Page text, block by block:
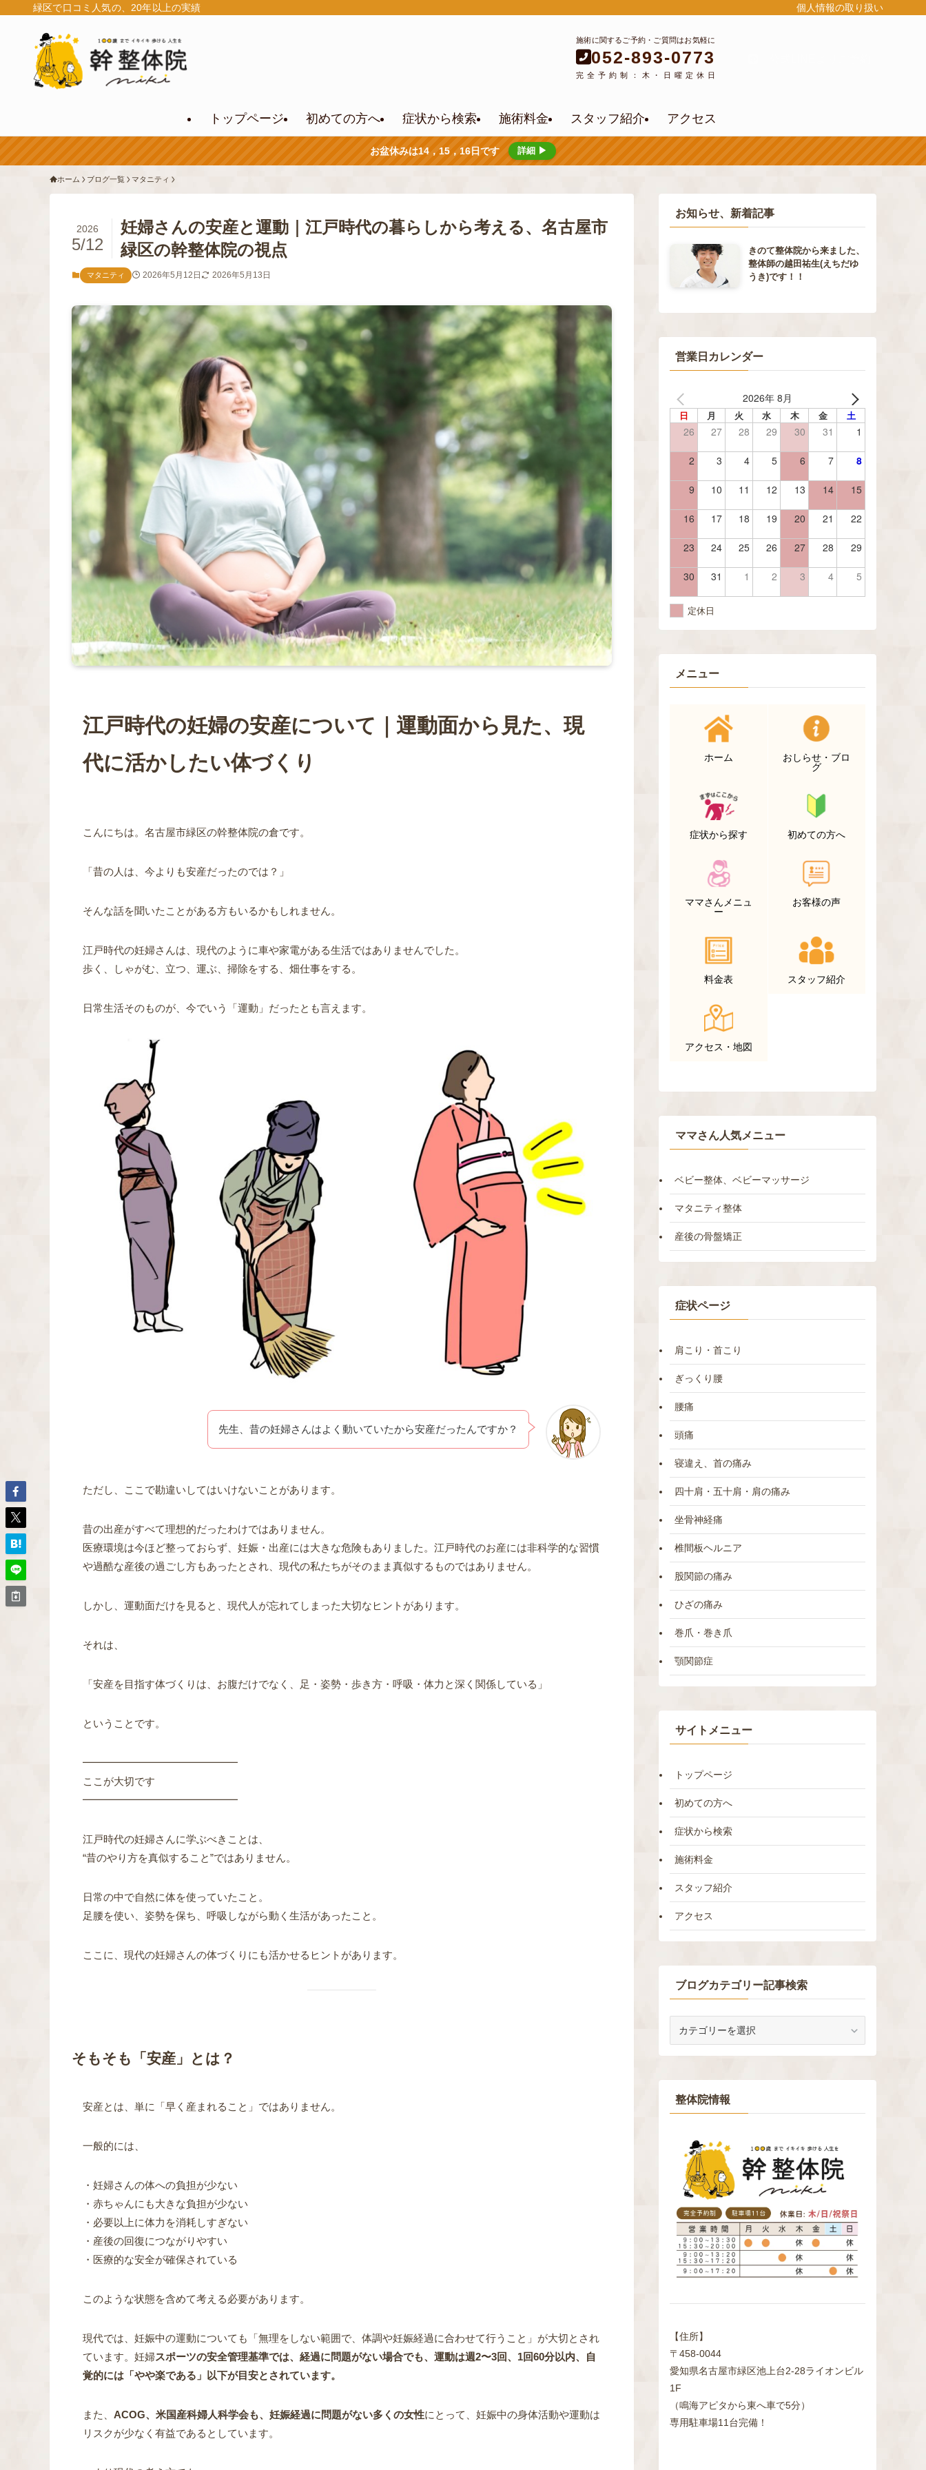
緑区で口コミ人気の、20年以上の実績 個人情報の取り扱い
施術に関するご予約・ご質問はお気軽に
052-893-0773
完全予約制：木・日曜定休日
トップページ 初めての方へ 症状から検索 施術料金 スタッフ紹介 アクセス
お盆休みは14，15，16日です 詳細 ▶
ホーム ブログ一覧 マタニティ
妊婦さんの安産と運動｜江戸時代の暮らしから考える、名古屋市
緑区の幹整体院の視点
2026
5/12
マタニティ 2026年5月12日 2026年5月13日
江戸時代の妊婦の安産について｜運動面から見た、現
代に活かしたい体づくり
こんにちは。名古屋市緑区の幹整体院の倉です。
「昔の人は、今よりも安産だったのでは？」
そんな話を聞いたことがある方もいるかもしれません。
江戸時代の妊婦さんは、現代のように車や家電がある生活ではありませんでした。
歩く、しゃがむ、立つ、運ぶ、掃除をする、畑仕事をする。
日常生活そのものが、今でいう「運動」だったとも言えます。
先生、昔の妊婦さんはよく動いていたから安産だったんですか？
ただし、ここで勘違いしてはいけないことがあります。
昔の出産がすべて理想的だったわけではありません。
医療環境は今ほど整っておらず、妊娠・出産には大きな危険もありました。江戸時代のお産には非科学的な習慣
や過酷な産後の過ごし方もあったとされ、現代の私たちがそのまま真似するものではありません。
しかし、運動面だけを見ると、現代人が忘れてしまった大切なヒントがあります。
それは、
「安産を目指す体づくりは、お腹だけでなく、足・姿勢・歩き方・呼吸・体力と深く関係している」
ということです。
━━━━━━━━━━━━━━━
ここが大切です
━━━━━━━━━━━━━━━
江戸時代の妊婦さんに学ぶべきことは、
“昔のやり方を真似すること”ではありません。
日常の中で自然に体を使っていたこと。
足腰を使い、姿勢を保ち、呼吸しながら動く生活があったこと。
ここに、現代の妊婦さんの体づくりにも活かせるヒントがあります。
そもそも「安産」とは？
安産とは、単に「早く産まれること」ではありません。
一般的には、
・妊婦さんの体への負担が少ない
・赤ちゃんにも大きな負担が少ない
・必要以上に体力を消耗しすぎない
・産後の回復につながりやすい
・医療的な安全が確保されている
このような状態を含めて考える必要があります。
現代では、妊娠中の運動についても「無理をしない範囲で、体調や妊娠経過に合わせて行うこと」が大切とされ
ています。妊婦スポーツの安全管理基準では、経過に問題がない場合でも、運動は週2〜3回、1回60分以内、自
覚的には「やや楽である」以下が目安とされています。
また、 ACOG、米国産科婦人科学会も、妊娠経過に問題がない多くの女性にとって、妊娠中の身体活動や運動は
リスクが少なく有益であるとしています。
お知らせ、新着記事
きのて整体院から来ました、
整体師の越田祐生(えちだゆ
うき)です！！
営業日カレンダー
2026年 8月
日 月 火 水 木 金 土
26 27 28 29 30 31 1
2 3 4 5 6 7 8
9 10 11 12 13 14 15
16 17 18 19 20 21 22
23 24 25 26 27 28 29
30 31 1 2 3 4 5
定休日
メニュー
ホーム
おしらせ・ブロ
グ
症状から探す 初めての方へ
ママさんメニュ
ー
お客様の声
料金表 スタッフ紹介
アクセス・地図
ママさん人気メニュー
ベビー整体、ベビーマッサージ
マタニティ整体
産後の骨盤矯正
症状ページ
肩こり・首こり
ぎっくり腰
腰痛
頭痛
寝違え、首の痛み
四十肩・五十肩・肩の痛み
坐骨神経痛
椎間板ヘルニア
股関節の痛み
ひざの痛み
巻爪・巻き爪
顎関節症
サイトメニュー
トップページ
初めての方へ
症状から検索
施術料金
スタッフ紹介
アクセス
ブログカテゴリー記事検索
テ
ゴ
リ
整体院情報
【住所】
〒458-0044
愛知県名古屋市緑区池上台2‐28ライオンビル
1F
（鳴海アピタから東へ車で5分）
専用駐車場11台完備！